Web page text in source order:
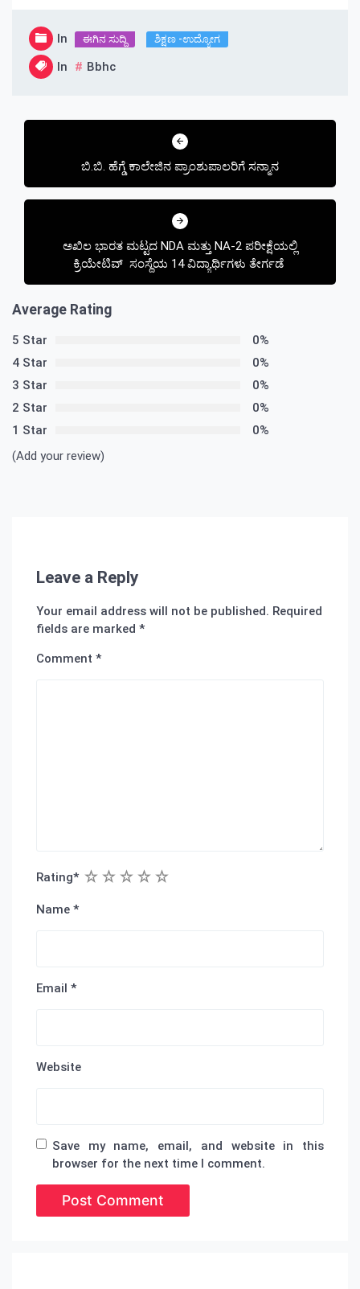
In ಈಗಿನ ಸುದ್ದಿ ಶಿಕ್ಷಣ -ಉದ್ಯೋಗ
In Bbhc
Post
ಬಿ.ಬಿ. ಹೆಗ್ಡೆ ಕಾಲೇಜಿನ ಪ್ರಾಂಶುಪಾಲರಿಗೆ ಸನ್ಮಾನ
ಅಖಿಲ ಭಾರತ ಮಟ್ಟದ NDA ಮತ್ತು NA-2 ಪರೀಕ್ಷೆಯಲ್ಲಿ
ಕ್ರಿಯೇಟಿವ್ ಸಂಸ್ಥೆಯ 14 ವಿದ್ಯಾರ್ಥಿಗಳು ತೇರ್ಗಡೆ
Average Rating
5 Star
0%
4 Star
0%
3 Star
0%
2 Star
0%
1 Star
0%
(Add your review)
Leave a Reply
Your email address will not be published. Required
fields are marked *
Comment *
Rating* 5
4
3
2
1
Name *
Email *
Website
Save my name, email, and website in this
browser for the next time I comment.